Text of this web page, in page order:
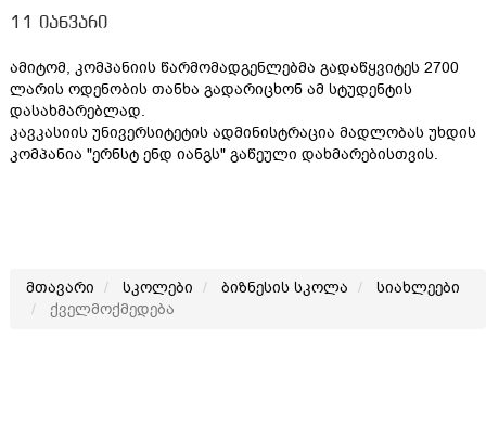
11 იანვარი
ამიტომ, კომპანიის წარმომადგენლებმა გადაწყვიტეს 2700
ლარის ოდენობის თანხა გადარიცხონ ამ სტუდენტის
დასახმარებლად.
კავკასიის უნივერსიტეტის ადმინისტრაცია მადლობას უხდის
კომპანია "ერნსტ ენდ იანგს" გაწეული დახმარებისთვის.
მთავარი სკოლები ბიზნესის სკოლა
სიახლეები
ქველმოქმედება